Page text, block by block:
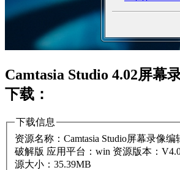
Camtasia Studio 4.02屏幕
下载：
下载信息
资源名称：Camtasia Studio屏幕录像
破解版 应用平台：win 资源版本：
源大小：35.39MB